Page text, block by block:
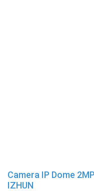
Camera IP Dome
IZHUN